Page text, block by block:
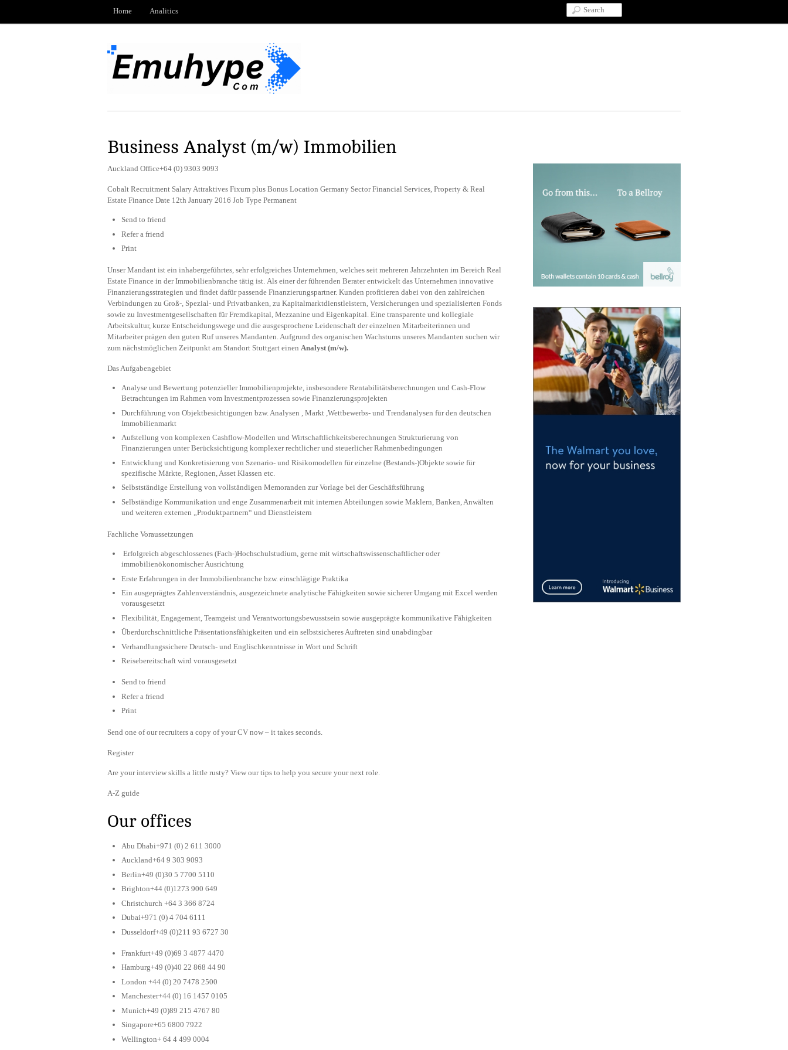
Home Analitics
Business Analyst (m/w) Immobilien
Auckland Office+64 (0) 9303 9093
Cobalt Recruitment Salary Attraktives Fixum plus Bonus Location Germany Sector Financial Services, Property & Real
Estate Finance Date 12th January 2016 Job Type Permanent
Send to friend
Refer a friend
Print
Unser Mandant ist ein inhabergeführtes, sehr erfolgreiches Unternehmen, welches seit mehreren Jahrzehnten im Bereich Real
Estate Finance in der Immobilienbranche tätig ist. Als einer der führenden Berater entwickelt das Unternehmen innovative
Finanzierungsstrategien und findet dafür passende Finanzierungspartner. Kunden profitieren dabei von den zahlreichen
Verbindungen zu Groß-, Spezial- und Privatbanken, zu Kapitalmarktdienstleistern, Versicherungen und spezialisierten Fonds
sowie zu Investmentgesellschaften für Fremdkapital, Mezzanine und Eigenkapital. Eine transparente und kollegiale
Arbeitskultur, kurze Entscheidungswege und die ausgesprochene Leidenschaft der einzelnen Mitarbeiterinnen und
Mitarbeiter prägen den guten Ruf unseres Mandanten. Aufgrund des organischen Wachstums unseres Mandanten suchen wir
zum nächstmöglichen Zeitpunkt am Standort Stuttgart einen Analyst (m/w).
Das Aufgabengebiet
Analyse und Bewertung potenzieller Immobilienprojekte, insbesondere Rentabilitätsberechnungen und Cash-Flow
Betrachtungen im Rahmen vom Investmentprozessen sowie Finanzierungsprojekten
Durchführung von Objektbesichtigungen bzw. Analysen , Markt ,Wettbewerbs- und Trendanalysen für den deutschen
Immobilienmarkt
Aufstellung von komplexen Cashflow-Modellen und Wirtschaftlichkeitsberechnungen Strukturierung von
Finanzierungen unter Berücksichtigung komplexer rechtlicher und steuerlicher Rahmenbedingungen
Entwicklung und Konkretisierung von Szenario- und Risikomodellen für einzelne (Bestands-)Objekte sowie für
spezifische Märkte, Regionen, Asset Klassen etc.
Selbstständige Erstellung von vollständigen Memoranden zur Vorlage bei der Geschäftsführung
Selbständige Kommunikation und enge Zusammenarbeit mit internen Abteilungen sowie Maklern, Banken, Anwälten
und weiteren externen „Produktpartnern“ und Dienstleistern
Fachliche Voraussetzungen
Erfolgreich abgeschlossenes (Fach-)Hochschulstudium, gerne mit wirtschaftswissenschaftlicher oder
immobilienökonomischer Ausrichtung
Erste Erfahrungen in der Immobilienbranche bzw. einschlägige Praktika
Ein ausgeprägtes Zahlenverständnis, ausgezeichnete analytische Fähigkeiten sowie sicherer Umgang mit Excel werden
vorausgesetzt
Flexibilität, Engagement, Teamgeist und Verantwortungsbewusstsein sowie ausgeprägte kommunikative Fähigkeiten
Überdurchschnittliche Präsentationsfähigkeiten und ein selbstsicheres Auftreten sind unabdingbar
Verhandlungssichere Deutsch- und Englischkenntnisse in Wort und Schrift
Reisebereitschaft wird vorausgesetzt
Send to friend
Refer a friend
Print
Send one of our recruiters a copy of your CV now – it takes seconds.
Register
Are your interview skills a little rusty? View our tips to help you secure your next role.
A-Z guide
Our offices
Abu Dhabi+971 (0) 2 611 3000
Auckland+64 9 303 9093
Berlin+49 (0)30 5 7700 5110
Brighton+44 (0)1273 900 649
Christchurch +64 3 366 8724
Dubai+971 (0) 4 704 6111
Dusseldorf+49 (0)211 93 6727 30
Frankfurt+49 (0)69 3 4877 4470
Hamburg+49 (0)40 22 868 44 90
London +44 (0) 20 7478 2500
Manchester+44 (0) 16 1457 0105
Munich+49 (0)89 215 4767 80
Singapore+65 6800 7922
Wellington+ 64 4 499 0004